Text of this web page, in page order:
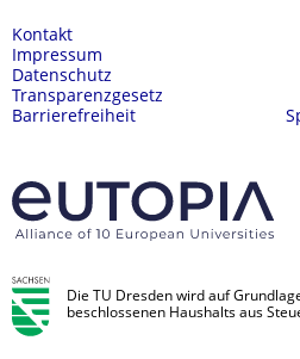
Kontakt
Impressum
Datenschutz
Transparenzgesetz
Barrierefreiheit
Die TU Dresden wird auf
beschlossenen Haushalts aus